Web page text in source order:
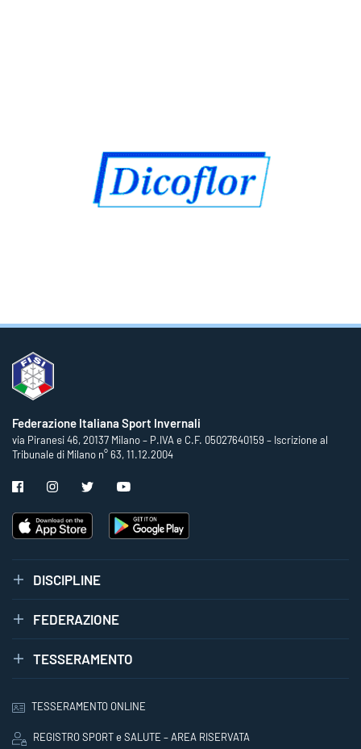
Federazione Italiana Sport Invernali
via Piranesi 46, 20137 Milano – P.IVA e C.F. 05027640159 – Iscrizione al
Tribunale di Milano n° 63, 11.12.2004
DISCIPLINE
FEDERAZIONE
TESSERAMENTO
TESSERAMENTO ONLINE
REGISTRO SPORT e SALUTE – AREA RISERVATA